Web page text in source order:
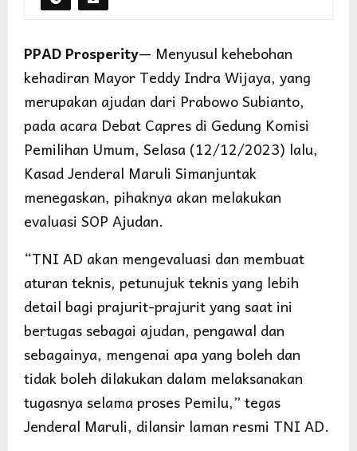
PPAD Prosperity— Menyusul kehebohan
kehadiran Mayor Teddy Indra Wijaya, yang
merupakan ajudan dari Prabowo Subianto,
pada acara Debat Capres di Gedung Komisi
Pemilihan Umum, Selasa (12/12/2023) lalu,
Kasad Jenderal Maruli Simanjuntak
menegaskan, pihaknya akan melakukan
evaluasi SOP Ajudan.
“TNI AD akan mengevaluasi dan membuat
aturan teknis, petunujuk teknis yang lebih
detail bagi prajurit-prajurit yang saat ini
bertugas sebagai ajudan, pengawal dan
sebagainya, mengenai apa yang boleh dan
tidak boleh dilakukan dalam melaksanakan
tugasnya selama proses Pemilu,” tegas
Jenderal Maruli, dilansir laman resmi TNI AD.